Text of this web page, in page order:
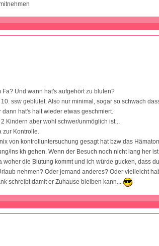
Und wann hat's aufgehört zu bluten?
ssw geblutet. Also nur minimal, sogar so schwach
hat's halt wieder etwas geschmiert.
Kindern aber wohl schwer/unmöglich ist...
zur Kontrolle.
von kontrolluntersuchung gesagt hat bzw das
ins kh gehen. Wenn der Besuch noch nicht lang her
woher die Blutung kommt und ich würde gucken, dass
nehmen? Oder jemand anderes? Oder vielleicht
schreibt damit er Zuhause bleiben kann...